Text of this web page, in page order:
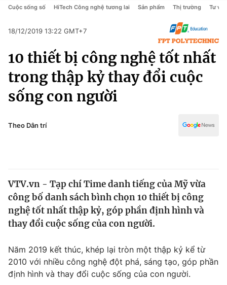
Chính trị
Xã hội
Pháp luật
Thế giới
Tin tức
Thế giới đó đây
Kinh tế
Tài chính
Thị trường
Góc doanh nghiệp
Truyền hình
Chính trị
Pháp luật
Thể thao
Truyền hình
Văn hóa - Giải trí
Y tế
Công nghệ
Cuộc sống số HiTech Công nghệ tương lai Sản phẩm Thị trường Tư vấn
18/12/2019 13:22 GMT+7
10 thiết bị công nghệ tốt nhất
trong thập kỷ thay đổi cuộc
sống con người
Theo Dân trí
VTV.vn - Tạp chí Time danh tiếng của Mỹ vừa
công bố danh sách bình chọn 10 thiết bị công
nghệ tốt nhất thập kỷ, góp phần định hình và
thay đổi cuộc sống của con người.
Năm 2019 kết thúc, khép lại tròn một thập kỷ kể từ
2010 với nhiều công nghệ đột phá, sáng tạo, góp phần
định hình và thay đổi cuộc sống của con người.